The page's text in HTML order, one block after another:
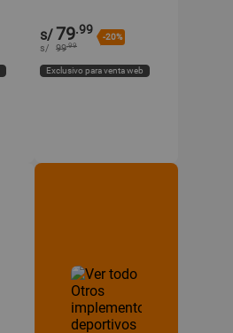
s/79.99
-20%
s/ 99.99
Exclusivo para venta web